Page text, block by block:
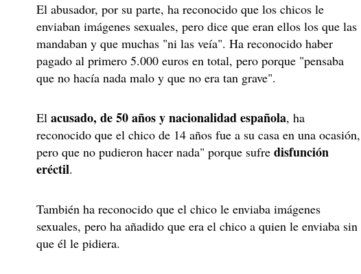
El abusador, por su parte, ha reconocido que los chicos le
enviaban imágenes sexuales, pero dice que eran ellos los que las
mandaban y que muchas "ni las veía". Ha reconocido haber
pagado al primero 5.000 euros en total, pero porque "pensaba
que no hacía nada malo y que no era tan grave".
Elacusado, de 50 años y nacionalidad española, ha
reconocido que el chico de 14 años fue a su casa en una ocasión,
pero que no pudieron hacer nada" porque sufredisfunción
eréctil.
También ha reconocido que el chico le enviaba imágenes
sexuales, pero ha añadido que era el chico a quien le enviaba sin
que él le pidiera.